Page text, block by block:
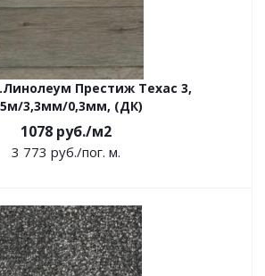
Престиж Техас 3,
3,3мм/0,3мм, (ДК)
1078 руб./м2
3 773 руб./пог. м.